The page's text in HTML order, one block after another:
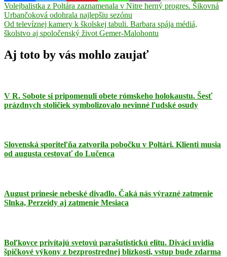
100KnihaKoncentračný
táborKornelia
Wirtchafterova
Navigácia
v
článku
Previous
Post:
Volejbalistka z Poltára zaznamenala v Nitre herný progres. Šikovná
Urbančoková odohrala najlepšiu sezónu
Next
Post:
Od televíznej kamery k školskej tabuli. Barbara spája médiá,
školstvo aj spoločenský život Gemer-Malohontu
Aj toto by vás mohlo zaujať
V R. Sobote si pripomenuli obete rómskeho holokaustu. Šesť
prázdnych stoličiek symbolizovalo nevinné ľudské osudy
Slovenská sporiteľňa zatvorila pobočku v Poltári. Klienti musia
od augusta cestovať do Lučenca
August prinesie nebeské divadlo. Čaká nás výrazné zatmenie
Slnka, Perzeidy aj zatmenie Mesiaca
Boľkovce privítajú svetovú parašutistickú elitu. Diváci uvidia
špičkové výkony z bezprostrednej blízkosti, vstup bude zdarma